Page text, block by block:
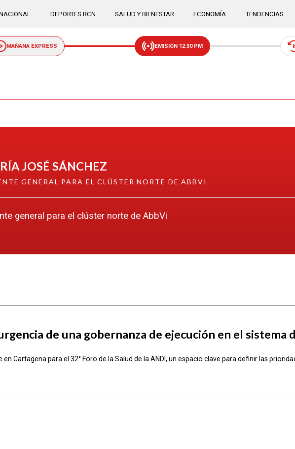
DEPORTES RCN SALUD Y BIENESTAR ECONOMÍA TENDENCIAS
MAÑANA EXPRESS EMISIÓN 12:30 PM
JOSÉ SÁNCHEZ
GENERAL PARA EL CLÚSTER NORTE DE ABBVI
general para el clúster norte de AbbVi
de una gobernanza de ejecución en el sistema
Cartagena para el 32° Foro de la Salud de la ANDI, un espacio clave para definir las